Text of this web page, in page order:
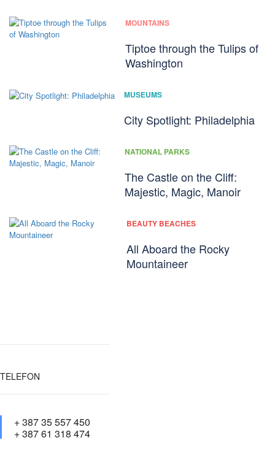
MOUNTAINS
Tiptoe through the Tulips of
Washington
MUSEUMS
City Spotlight: Philadelphia
NATIONAL PARKS
The Castle on the Cliff:
Majestic, Magic, Manoir
BEAUTY BEACHES
All Aboard the Rocky
Mountaineer
TELEFON
+ 387 35 557 450
+ 387 61 318 474